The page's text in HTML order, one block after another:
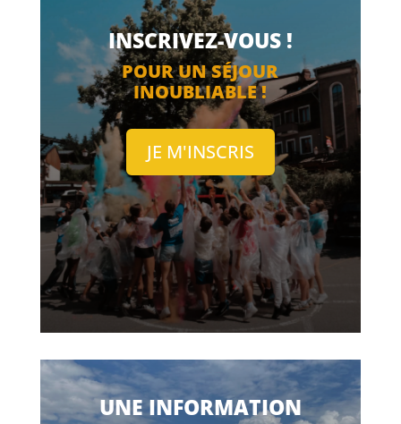
INSCRIVEZ-VOUS !
POUR UN SÉJOUR
INOUBLIABLE !
JE M'INSCRIS
UNE INFORMATION